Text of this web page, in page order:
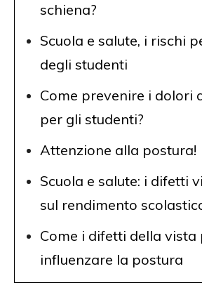
schiena?
Scuola e salute, i rischi
degli studenti
Come prevenire i dolori
per gli studenti?
Attenzione alla postura!
Scuola e salute: i difetti
sul rendimento
Come i difetti della vista
influenzare la postura